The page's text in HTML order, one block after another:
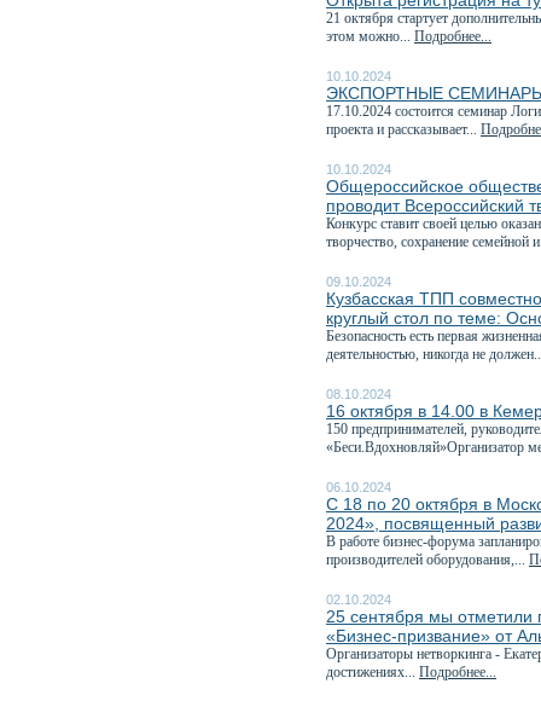
21 октября стартует
этом можно... Подробнее...
10.10.2024
ЭКСПОРТНЫЕ
17.10.2024 состоится семинар
проекта и рассказывает...
10.10.2024
Общероссийское
проводит Всероссийский
Конкурс ставит своей целью
творчество, сохранение семейной
09.10.2024
Кузбасская ТПП
круглый стол по теме:
Безопасность есть первая
деятельностью, никогда не
08.10.2024
16 октября в 14.00 в
150 предпринимателей,
«Беси.Вдохновляй»Организатор
06.10.2024
С 18 по 20 октября в
2024», посвященный
В работе бизнес-форума
производителей оборудования,...
02.10.2024
25 сентября мы отметили
«Бизнес-призвание» от
Организаторы нетворкинга -
достижениях... Подробнее...